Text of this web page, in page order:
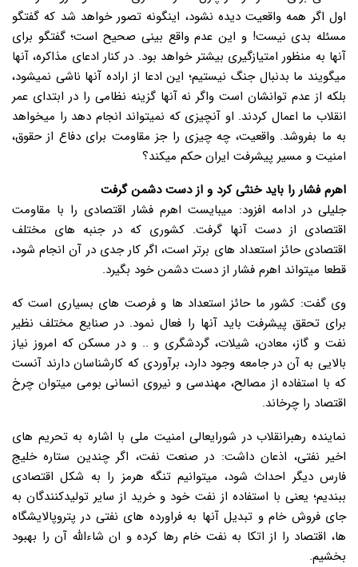
اول اگر همه واقعیت دیده نشود، اینگونه تصور خواهد شد که گفتگو
مسئله بدی نیست! و این عدم واقع بینی صحیح است؛ گفتگو برای
آنها به منظور امتیازگیری بیشتر خواهد بود. در کنار ادعای مذاکره، آنها
میگویند ما بدنبال جنگ نیستیم؛ این ادعا از اراده آنها ناشی نمیشود،
بلکه از عدم توانشان است واگر نه آنها گزینه نظامی را در ابتدای عمر
انقلاب ما اعمال کردند. او آنچیزی که نمیتواند انجام دهد را میخواهد
به ما بفروشد. واقعیت، چه چیزی را جز مقاومت برای دفاع از حقوق،
امنیت و مسیر پیشرفت ایران حکم میکند؟
اهرم فشار را باید خنثی کرد و از دست دشمن گرفت
جلیلی در ادامه افزود: میبایست اهرم فشار اقتصادی را با مقاومت
اقتصادی از دست آنها گرفت. کشوری که در جنبه های مختلف
اقتصادی حائز استعداد های برتر است، اگر کار جدی در آن انجام شود،
قطعا میتواند اهرم فشار از دست دشمن خود بگیرد.
وی گفت: کشور ما حائز استعداد ها و فرصت های بسیاری است که
برای تحقق پیشرفت باید آنها را فعال نمود. در صنایع مختلف نظیر
نفت و گاز، معادن، شیلات، گردشگری و .. و در مسکن که امروز نیاز
بالایی به آن در جامعه وجود دارد، برآوردی که کارشناسان دارند آنست
که با استفاده از مصالح، مهندسی و نیروی انسانی بومی میتوان چرخ
اقتصاد را چرخاند.
نماینده رهبرانقلاب در شورایعالی امنیت ملی با اشاره به تحریم های
اخیر نفتی، اذعان داشت: در صنعت نفت، اگر چندین ستاره خلیج
فارس دیگر احداث شود، میتوانیم تنگه هرمز را به شکل اقتصادی
ببندیم؛ یعنی با استفاده از نفت خود و خرید از سایر تولیدکنندگان به
جای فروش خام و تبدیل آنها به فراورده های نفتی در پتروپالایشگاه
ها، اقتصاد را از اتکا به نفت خام رها کرده و ان شاءالله آن را بهبود
بخشیم.